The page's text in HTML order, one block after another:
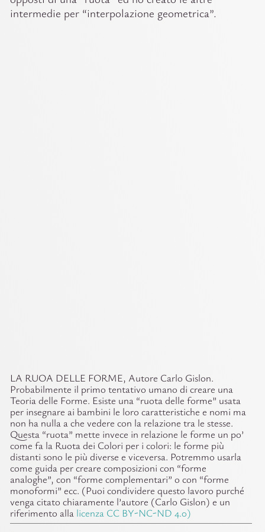
intermedie per “interpolazione geometrica”.
LA RUOA DELLE FORME, Autore Carlo Gislon.
Probabilmente il primo tentativo umano di creare una
Teoria delle Forme. Esiste una “ruota delle forme” usata
per insegnare ai bambini le loro caratteristiche e nomi ma
non ha nulla a che vedere con la relazione tra le stesse.
Questa “ruota” mette invece in relazione le forme un po’
come fa la Ruota dei Colori per i colori: le forme più
distanti sono le più diverse e viceversa. Potremmo usarla
come guida per creare composizioni con “forme
analoghe”, con “forme complementari” o con “forme
monoformi” ecc. (Puoi condividere questo lavoro purché
venga citato chiaramente l’autore (Carlo Gislon) e un
riferimento alla licenza CC BY-NC-ND 4.0)